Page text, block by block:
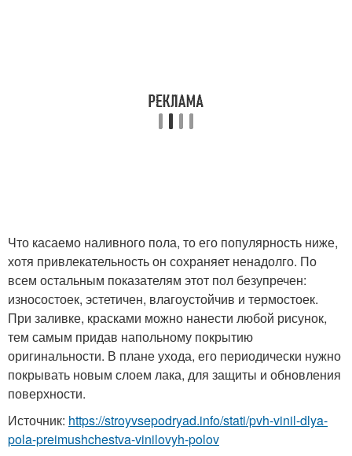
Что касаемо наливного пола, то его популярность ниже,
хотя привлекательность он сохраняет ненадолго. По
всем остальным показателям этот пол безупречен:
износостоек, эстетичен, влагоустойчив и термостоек.
При заливке, красками можно нанести любой рисунок,
тем самым придав напольному покрытию
оригинальности. В плане ухода, его периодически нужно
покрывать новым слоем лака, для защиты и обновления
поверхности.
Источник: https://stroyvsepodryad.info/stati/pvh-vinil-dlya-
pola-preimushchestva-vinilovyh-polov